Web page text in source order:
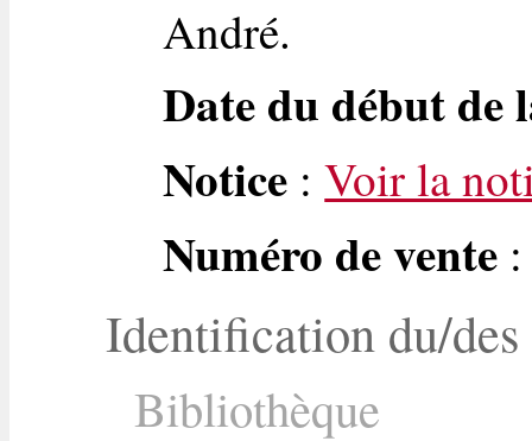
André.
Date du début de
Notice :Voir la
Numéro de vente
Identification du/
Bibliothèque